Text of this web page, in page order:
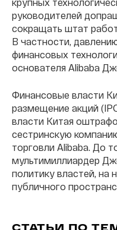
руководителей
сокращать штат
В частности,
финансовых
основателя Alibaba
Финансовые власти
размещение акций
власти Китая
сестринскую
торговли Alibaba. До
мультимиллиардер
политику властей, на
публичного